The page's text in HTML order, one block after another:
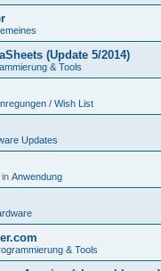
(Update 5/2014)
& Tools
/ Wish List
Updates
in Anwendung
& Tools